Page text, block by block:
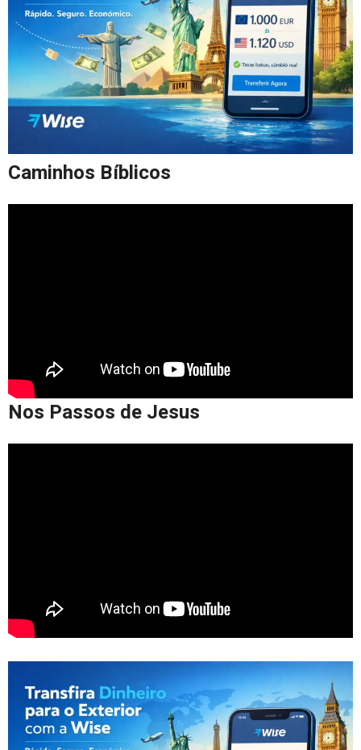
Caminhos Bíblicos
Nos Passos de Jesus